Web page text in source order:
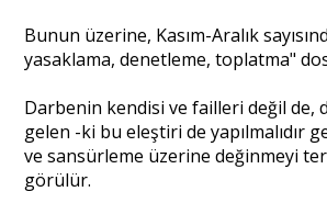
Bunun üzerine, Kasım-Aralık
yasaklama, denetleme, toplatma"
Darbenin kendisi ve failleri değil de,
gelen -ki bu eleştiri de yapılmalıdır
ve sansürleme üzerine değinmeyi
görülür.